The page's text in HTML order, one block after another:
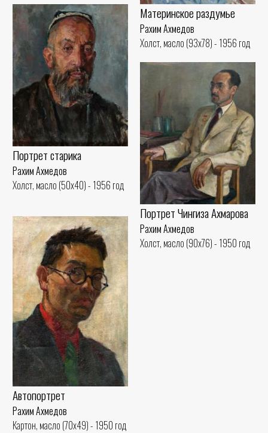
Материнское раздумье
Рахим Ахмедов
Холст, масло (93x78) - 1956 год
Портрет старика
Рахим Ахмедов
Холст, масло (50x40) - 1956 год
Портрет Чингиза Ахмарова
Рахим Ахмедов
Холст, масло (90x76) - 1950 год
Автопортрет
Рахим Ахмедов
Картон, масло (70x49) - 1950 год